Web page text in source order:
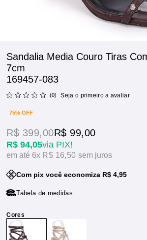
Sandalia Media Couro Tiras
7cm
169457-083
(0) Seja o primeiro a avaliar
75% OFF
R$ 94,05via PIX!
R$ 399,00R$ 99,00
6x R$ 16,50sem juros
Com pix você economiza R$ 4,95
Tabela de medidas